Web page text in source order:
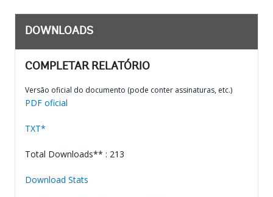
DOWNLOADS
COMPLETAR RELATÓRIO
Versão oficial do documento (pode conter assinaturas, etc.)
PDF oficial
TXT*
Total Downloads** : 213
Download Stats